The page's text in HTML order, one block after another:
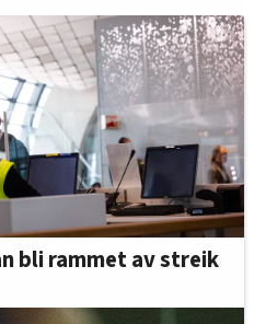
bli rammet av streik